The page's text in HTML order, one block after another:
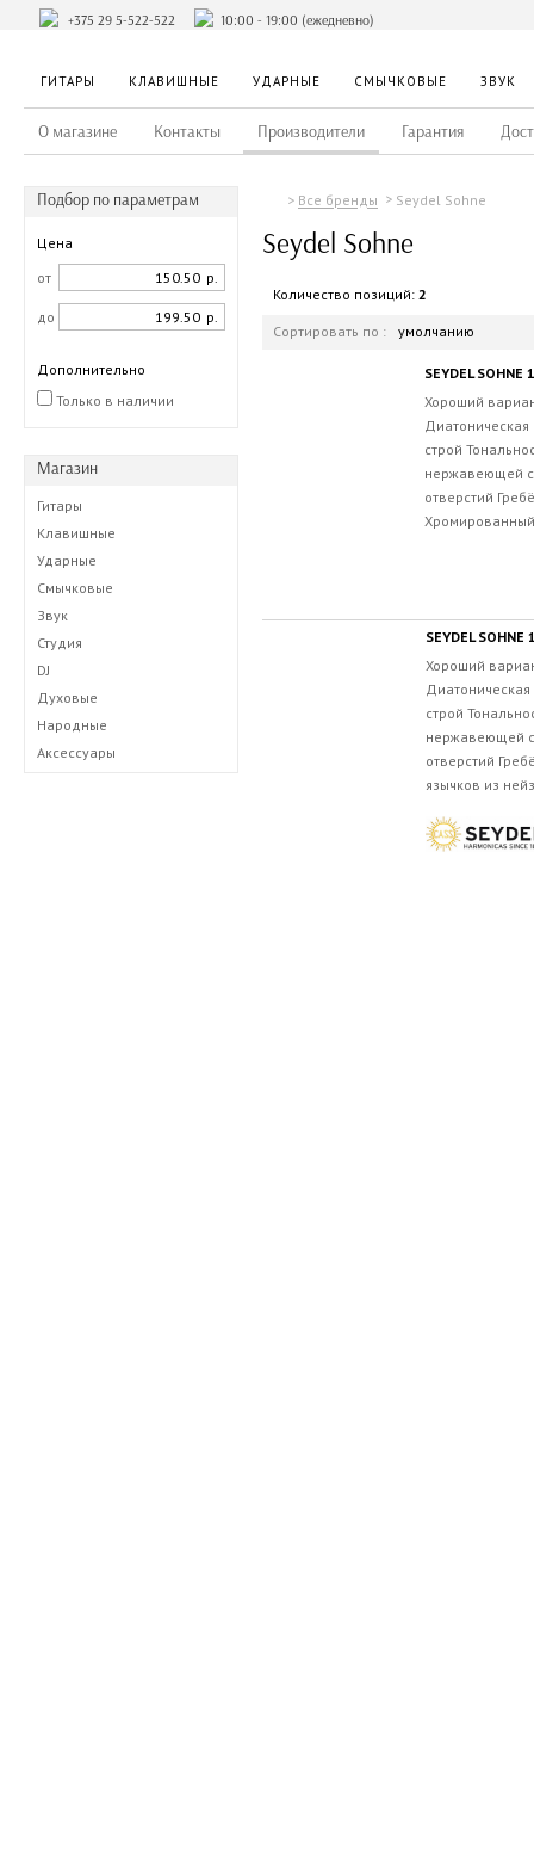
+375 29 5-522-522 10:00 - 19:00 (ежедневно)
ГИТАРЫ КЛАВИШНЫЕ УДАРНЫЕ СМЫЧКОВЫЕ ЗВУК
О магазине Контакты Производители Гарантия
Подбор по параметрам
Цена
от
р.
до р.
Дополнительно
Только в наличии
Магазин
Гитары
Клавишные
Ударные
Смычковые
Звук
Студия
DJ
Духовые
Народные
Аксессуары
Все бренды Seydel Sohne
Seydel Sohne
Количество позиций: 2
Сортировать по : умолчанию
SEYDEL SOHNE
Хороший
строй
нержавеющей
отверстий
SEYDEL
Хороший
строй
нержавеющей
отверстий
язычков из